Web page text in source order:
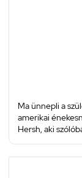
Ma ünnepli a
amerikai
Hersh, aki